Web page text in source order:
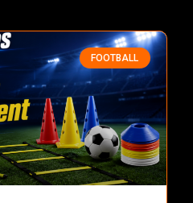
FOOTBALL